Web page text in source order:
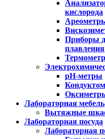
кислорода
Приборы
плавления
pH-метры
Лабораторная мебель
Вытяжные
Лабораторная посуда
Лабораторная